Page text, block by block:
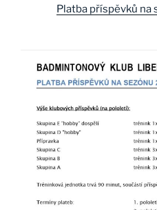
Platba příspěvků na